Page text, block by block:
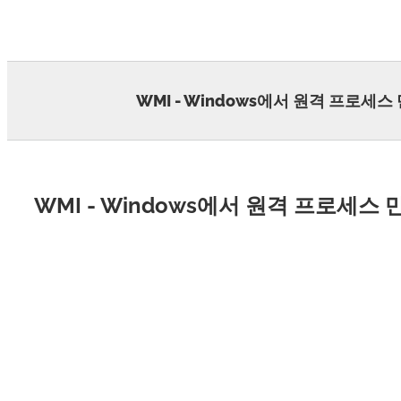
WMI - Windows에서 원격 프로세스
WMI - Windows에서 원격 프로세스